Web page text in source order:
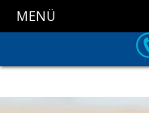
MENÜ